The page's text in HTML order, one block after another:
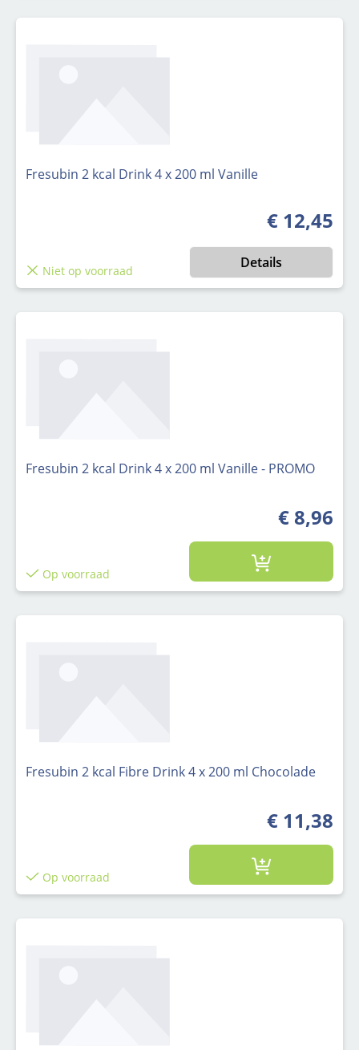
Fresubin 2 kcal Drink 4 x 200 ml Vanille
Normale
€ 12,45
Niet op voorraad Details
Fresubin 2 kcal Drink 4 x 200 ml Vanille - PROMO
€ 8,96
Op voorraad
Fresubin 2 kcal Fibre Drink 4 x 200 ml Chocolade
€ 11,38
Op voorraad